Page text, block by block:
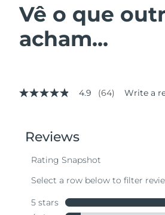
Vê o que
acham...
4.9
stars,
average
value.
Same
page
4.9 (64) Write a